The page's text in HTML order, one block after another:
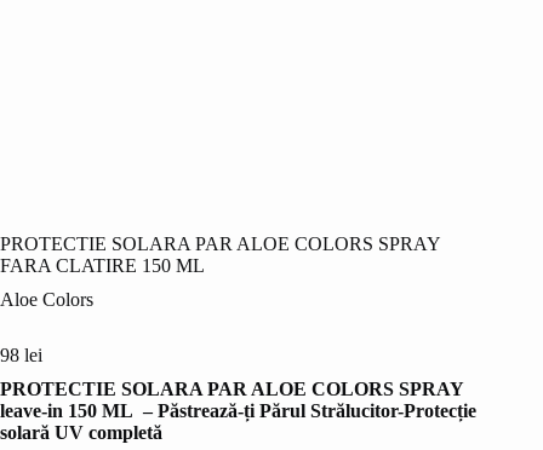
PROTECTIE SOLARA PAR ALOE COLORS SPRAY
FARA CLATIRE 150 ML
Aloe Colors
98 lei
PROTECTIE SOLARA PAR ALOE COLORS SPRAY
leave-in 150 ML – Păstrează-ți Părul Strălucitor-Protecție
solară UV completă